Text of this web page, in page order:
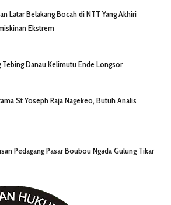
Latar Belakang Bocah di NTT Yang Akhiri
Ekstrem
Danau Kelimutu Ende Longsor
St Yoseph Raja Nagekeo, Butuh Analis
Pedagang Pasar Boubou Ngada Gulung Tikar